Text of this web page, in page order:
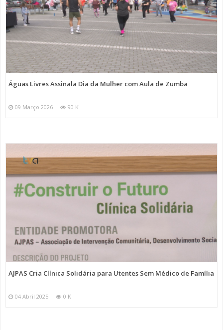
Águas Livres Assinala Dia da Mulher com Aula de Zumba
09 Março 2026 90 K
AJPAS Cria Clínica Solidária para Utentes Sem Médico de Família
04 Abril 2025 0 K